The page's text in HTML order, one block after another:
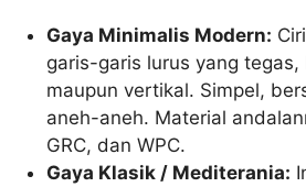
Gaya Minimalis Modern:
garis-garis lurus yang
maupun vertikal. Simpel,
aneh-aneh. Material
GRC, dan WPC.
Gaya Klasik / Mediterania: